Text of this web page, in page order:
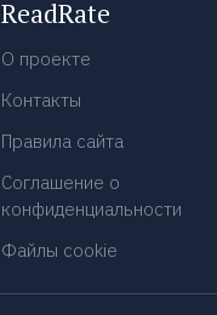
ReadRate
О проекте
Контакты
Правила сайта
Соглашение о
конфиденциальности
Файлы cookie